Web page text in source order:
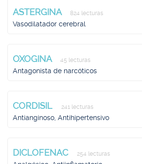
ASTERGINA 824 lecturas
Vasodilatador cerebral
OXOGINA 45 lecturas
Antagonista de narcóticos
CORDISIL 241 lecturas
Antianginoso, Antihipertensivo
DICLOFENAC 254 lecturas